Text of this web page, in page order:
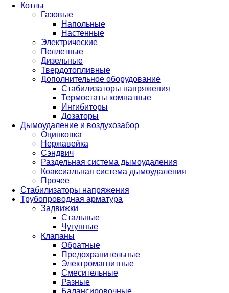
Котлы
Газовые
Напольные
Настенные
Электрические
Пеллетные
Дизельные
Твердотопливные
Дополнительное оборудование
Стабилизаторы напряжения
Термостаты комнатные
Ингибиторы
Дозаторы
Дымоудаление и воздухозабор
Оцинковка
Нержавейка
Сэндвич
Раздельная система дымоудаления
Коаксиальная система дымоудаления
Прочее
Стабилизаторы напряжения
Трубопроводная арматура
Задвижки
Стальные
Чугунные
Клапаны
Обратные
Предохранительные
Электромагнитные
Смесительные
Разные
Балансировочные